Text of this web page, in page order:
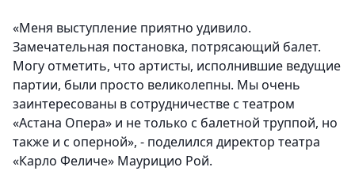
«Меня выступление приятно удивило.
Замечательная постановка, потрясающий балет.
Могу отметить, что артисты, исполнившие ведущие
партии, были просто великолепны. Мы очень
заинтересованы в сотрудничестве с театром
«Астана Опера» и не только с балетной труппой, но
также и с оперной», - поделился директор театра
«Карло Феличе» Маурицио Рой.